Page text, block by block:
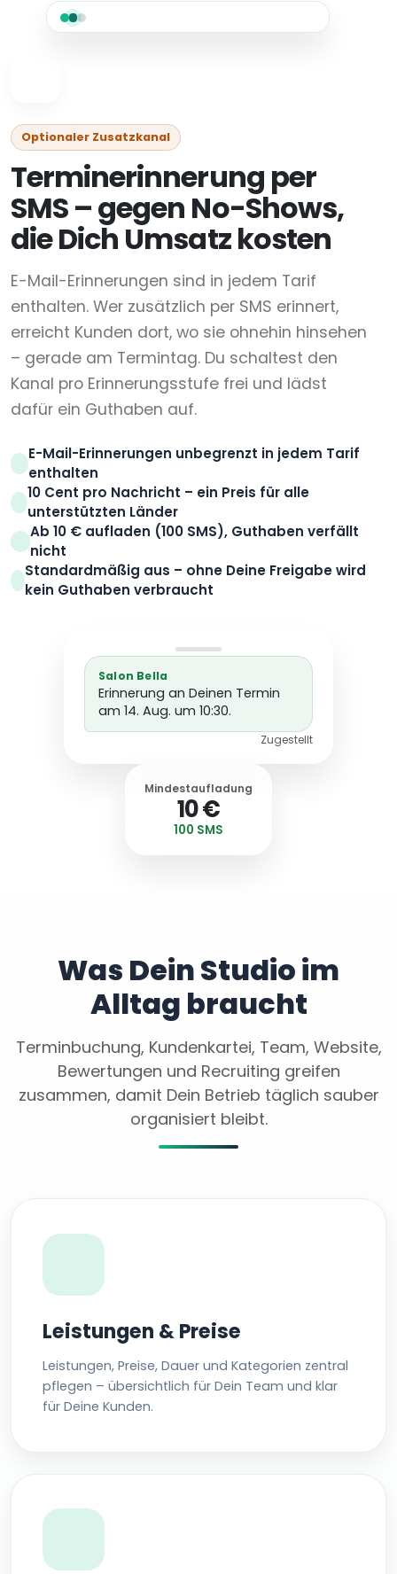
Optionaler Zusatzkanal
Terminerinnerung per
SMS – gegen No-Shows,
die Dich Umsatz kosten
E-Mail-Erinnerungen sind in jedem Tarif
enthalten. Wer zusätzlich per SMS erinnert,
erreicht Kunden dort, wo sie ohnehin hinsehen
– gerade am Termintag. Du schaltest den
Kanal pro Erinnerungsstufe frei und lädst
dafür ein Guthaben auf.
E-Mail-Erinnerungen unbegrenzt in jedem Tarif
enthalten
10 Cent pro Nachricht – ein Preis für alle
unterstützten Länder
Ab 10 € aufladen (100 SMS), Guthaben verfällt
nicht
Standardmäßig aus – ohne Deine Freigabe wird
kein Guthaben verbraucht
Salon Bella
Erinnerung an Deinen Termin
am 14. Aug. um 10:30.
Zugestellt
Mindestaufladung
10 €
100 SMS
Was Dein Studio im
Alltag braucht
Terminbuchung, Kundenkartei, Team, Website,
Bewertungen und Recruiting greifen
zusammen, damit Dein Betrieb täglich sauber
organisiert bleibt.
Leistungen & Preise
Leistungen, Preise, Dauer und Kategorien zentral
pflegen – übersichtlich für Dein Team und klar
für Deine Kunden.